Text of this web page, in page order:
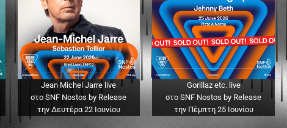
Jean Michel Jarre live
στο SNF Nostos by Release
την Δευτέρα 22 Ιουνίου
Gorillaz etc. live
στο SNF Nostos by Release
την Πέμπτη 25 Ιουνίου